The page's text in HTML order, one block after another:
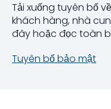
Tải xuống tuyên bố
khách hàng, nhà
đây hoặc đọc toàn
Tuyên bố bảo mật